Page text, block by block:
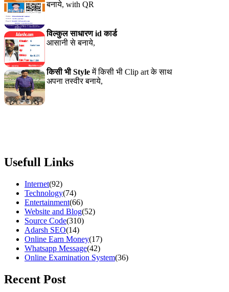
Usefull Links
Internet(92)
Technology(74)
Entertainment(66)
Website and Blog(52)
Source Code(310)
Adarsh SEO(14)
Online Earn Money(17)
Whatsapp Message(42)
Online Examination System(36)
Recent Post